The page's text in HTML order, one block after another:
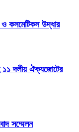
ও কসমেটিকস উদ্ধার
১১ দলীয় ঐক্যজোটের
সম্মেলন